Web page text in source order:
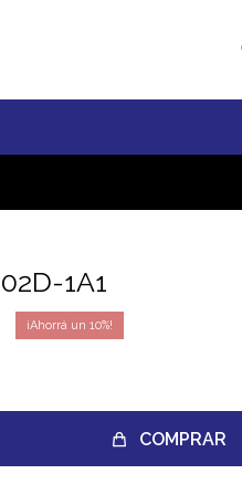
1A1
10
COMPRAR